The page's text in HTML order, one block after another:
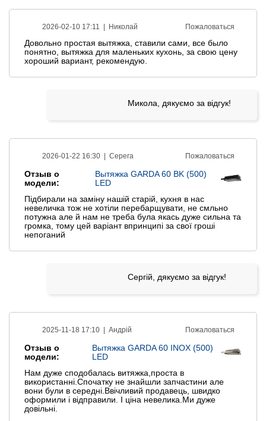
2026-02-10 17:11 | Николай Пожаловаться
Довольно простая вытяжка, ставили сами, все было
понятно, вытяжка для маленьких кухонь, за свою цену
хороший вариант, рекомендую.
Микола, дякуємо за відгук!
2026-01-22 16:30 | Серега Пожаловаться
Отзыв о
модели:
Вытяжка GARDA 60 BK (500)
LED
Підбирали на заміну нашій старій, кухня в нас
невеличка тож не хотіли перебарщувати, не смльно
потужна але й нам не треба була якась дуже сильна та
громка, тому цей варіант впринципі за свої гроші
непоганий
Сергій, дякуємо за відгук!
2025-11-18 17:10 | Андрій Пожаловаться
Отзыв о
модели:
Вытяжка GARDA 60 INOX (500)
LED
Нам дуже сподобалась витяжка,проста в
використанні.Спочатку не знайшли запчастини але
вони були в середні.Ввічливий продавець, швидко
оформили і відправили. І ціна невелика.Ми дуже
довільні.